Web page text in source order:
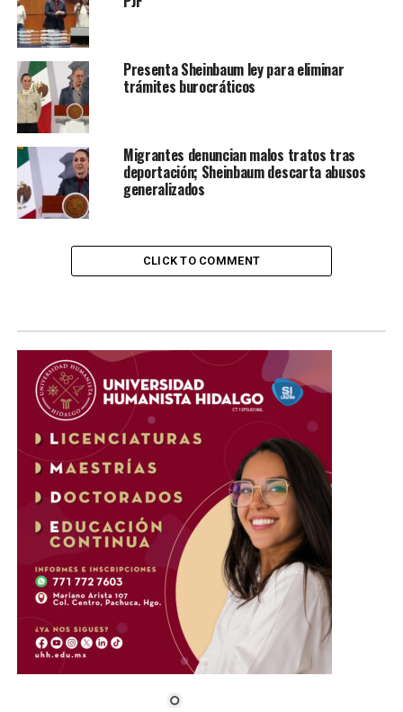
Presenta Sheinbaum ley para eliminar
trámites burocráticos
Migrantes denuncian malos tratos tras
deportación; Sheinbaum descarta abusos
generalizados
CLICK TO COMMENT